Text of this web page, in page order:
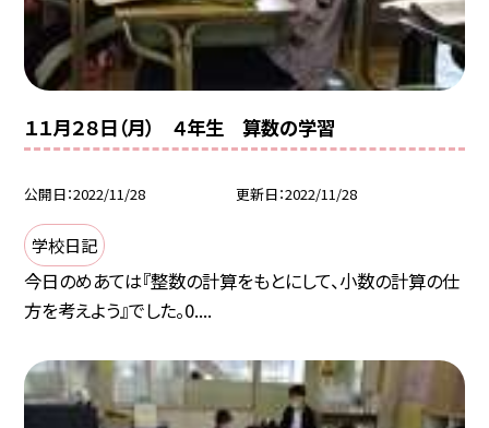
１１月２８日（月） ４年生 算数の学習
公開日 2022/11/28 更新日 2022/11/28
学校日記
今日のめあては『整数の計算をもとにして、小数の計算の仕
方を考えよう』でした。0....